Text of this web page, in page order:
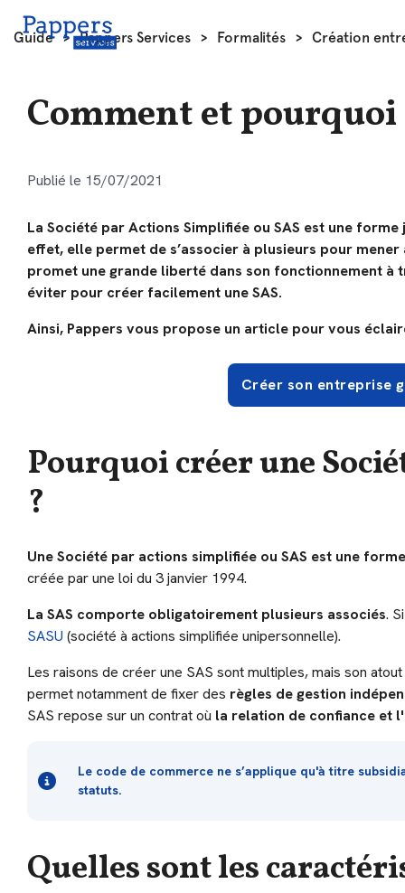
Guide > Pappers Services > Formalités > Création
Comment et pourquoi
Publié le 15/07/2021
La Société par Actions Simplifiée ou SAS est une
effet, elle permet de s’associer à plusieurs pour
promet une grande liberté dans son fonctionnement à
éviter pour créer facilement une SAS.
Ainsi, Pappers vous propose un article pour vous
Créer son entreprise
Pourquoi créer une
?
Une Société par actions simplifiée ou SAS est une
créée par une loi du 3 janvier 1994.
La SAS comporte obligatoirement plusieurs associés.
SASU (société à actions simplifiée unipersonnelle).
Les raisons de créer une SAS sont multiples, mais son
permet notamment de fixer des règles de gestion
SAS repose sur un contrat où la relation de confiance et
Le code de commerce ne s’applique qu'à titre
statuts.
Quelles sont les